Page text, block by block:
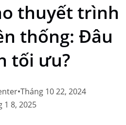
thuyết trình
thống: Đâu
tối ưu?
•Tháng 10 22, 2024
1 8, 2025